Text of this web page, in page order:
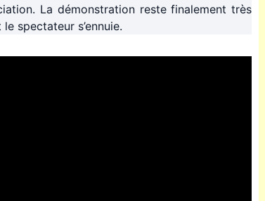
La démonstration reste finalement très
spectateur s’ennuie.